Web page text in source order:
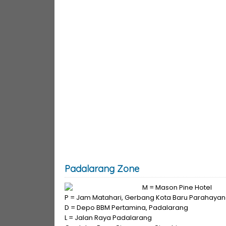
Padalarang Zone
M = Mason Pine Hotel
P = Jam Matahari, Gerbang Kota Baru
D = Depo BBM Pertamina, Padalarang
L = Jalan Raya Padalarang